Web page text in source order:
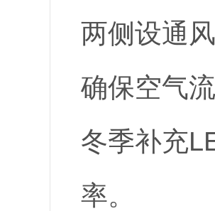
两侧设通
确保空气
冬季补充
率。